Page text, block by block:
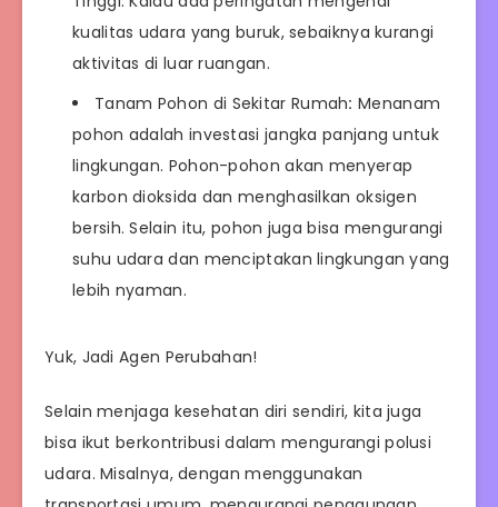
kualitas udara yang buruk, sebaiknya kurangi
aktivitas di luar ruangan.
Tanam Pohon di Sekitar Rumah: Menanam
pohon adalah investasi jangka panjang untuk
lingkungan. Pohon-pohon akan menyerap
karbon dioksida dan menghasilkan oksigen
bersih. Selain itu, pohon juga bisa mengurangi
suhu udara dan menciptakan lingkungan yang
lebih nyaman.
Yuk, Jadi Agen Perubahan!
Selain menjaga kesehatan diri sendiri, kita juga
bisa ikut berkontribusi dalam mengurangi polusi
udara. Misalnya, dengan menggunakan